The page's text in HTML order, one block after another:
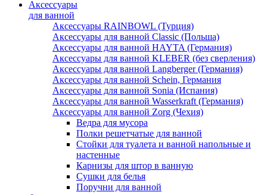
Аксессуары
для ванной
Аксессуары RAINBOWL (Турция)
Аксессуары для ванной Classic (Польша)
Аксессуары для ванной HAYTA (Германия)
Аксессуары для ванной KLEBER (без сверления)
Аксессуары для ванной Langberger (Германия)
Аксессуары для ванной Schein, Германия
Аксессуары для ванной Sonia (Испания)
Аксессуары для ванной Wasserkraft (Германия)
Аксессуары для ванной Zorg (Чехия)
Ведра для мусора
Полки решетчатые для ванной
Стойки для туалета и ванной напольные и
настенные
Карнизы для штор в ванную
Сушки для белья
Поручни для ванной